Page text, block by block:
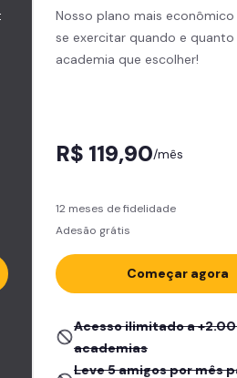
Nosso plano mais
se exercitar quando e quanto
academia que escolher!
R$ 119,90/mês
12 meses de fidelidade
Adesão grátis
Começar agora
Acesso ilimitado a
academias
Leve 5 amigos por mês